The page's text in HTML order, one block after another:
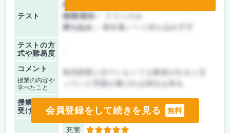
会員登録をして続きを見る 無料
テスト
前期/中間：
後期/期末：
持ち込み：
教科書ノート持ち込み不可
テストの方
式や難易度
コメント
授業の内容や
学べたこと
毎回授業に出ていなくても教授が出ると言
っていた問題が書ければ単位は来る。
授業を
受けた時期
-
充実